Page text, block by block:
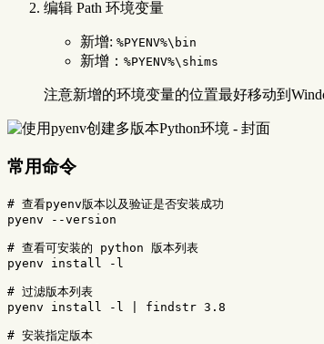
编辑 Path 环境变量
新增: %PYENV%\bin
新增： %PYENV%\shims
注意新增的环境变量的位置最好移动到
常用命令
# 查看pyenv版本以及验证是否安装成功
pyenv
--version
# 查看可安装的 python 版本列表
pyenv install -l
# 过滤版本列表
pyenv install -l | findstr 3.8
# 安装指定版本